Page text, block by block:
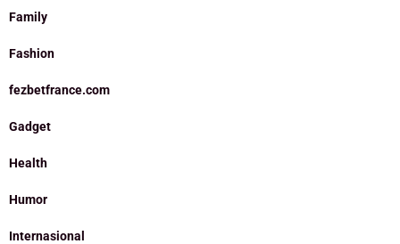
Family
Fashion
fezbetfrance.com
Gadget
Health
Humor
Internasional